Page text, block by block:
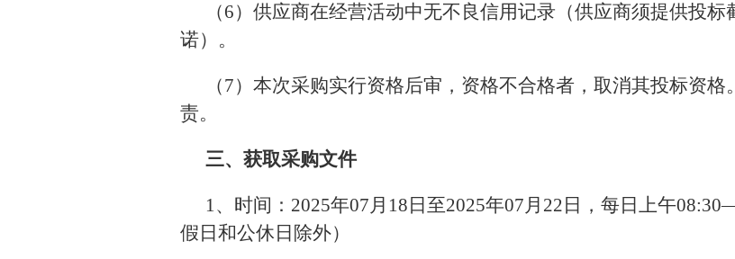
（6）供应商在经营活动中无不良信用记录（供应商须提供投
诺）。
（7）本次采购实行资格后审，资格不合格者，取消其投标资
责。
三、获取采购文件
1、时间：2025年07月18日至2025年07月22日，每日上午
假日和公休日除外）